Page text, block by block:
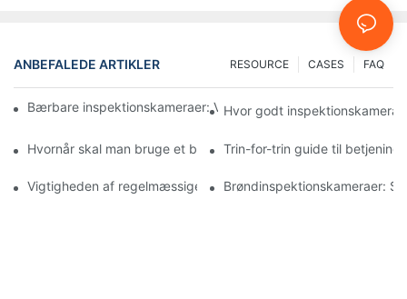
ANBEFALEDE ARTIKLER FAQ
CASES
RESOURCE
Bærbare inspektionskameraer: Vigtige værktøjer for
Hvor godt
Hvornår skal man bruge et brøndinspektionskamera:
Trin-for-trin guide til betjening
Vigtigheden af ​​regelmæssige brøndinspektioner med
Brøndinspektionskameraer: